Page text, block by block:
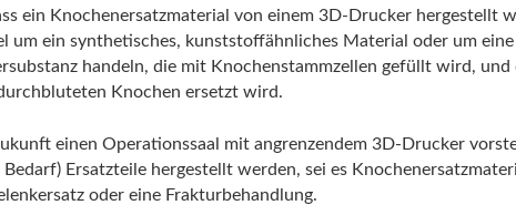
ein Knochenersatzmaterial von einem 3D-Drucker hergestellt
um ein synthetisches, kunststoffähnliches Material oder um eine
handeln, die mit Knochenstammzellen gefüllt wird, und
Knochen ersetzt wird.
einen Operationssaal mit angrenzendem 3D-Drucker
Bedarf) Ersatzteile hergestellt werden, sei es
oder eine Frakturbehandlung.